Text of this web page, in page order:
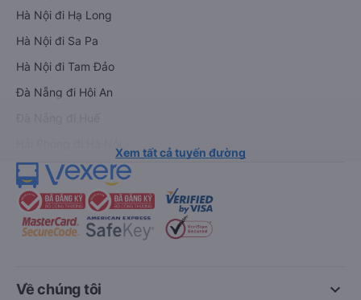
Hà Nội đi Hạ Long
Hà Nội đi Sa Pa
Hà Nội đi Tam Đảo
Đà Nẵng đi Hội An
Xem tất cả tuyến đường
keyboard_arrow_down
Về chúng tôi